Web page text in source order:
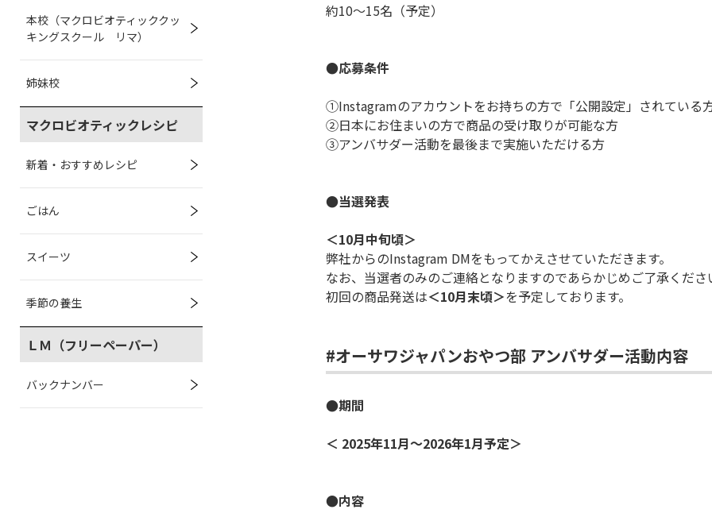
本校（マクロビオティッククッ
キングスクール リマ）
姉妹校
マクロビオティックレシピ
新着・おすすめレシピ
ごはん
スイーツ
季節の養生
ＬＭ（フリーペーパー）
バックナンバー
約10～15名（予定）
●応募条件
①Instagramのアカウントをお持ちの方で「公開設定」されている
②日本にお住まいの方で商品の受け取りが可能な方
③アンバサダー活動を最後まで実施いただける方
●当選発表
＜10月中旬頃＞
弊社からのInstagram DMをもってかえさせていただきます。
なお、当選者のみのご連絡となりますのであらかじめご了承くださ
初回の商品発送は＜10月末頃＞を予定しております。
#オーサワジャパンおやつ部 アンバサダー活動内容
●期間
＜ 2025年11月～2026年1月予定＞
●内容